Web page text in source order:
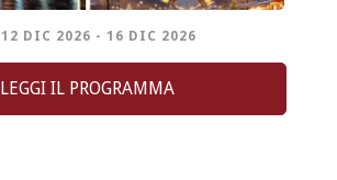
12 DIC 2026 - 16 DIC 2026
LEGGI IL PROGRAMMA